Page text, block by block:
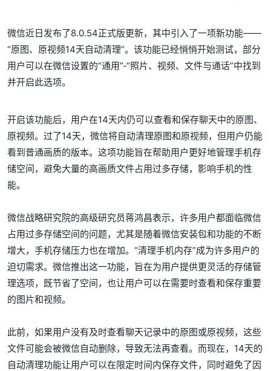
微信近日发布了8.0.54正式版更新，其中引入了一项新功能——
“原图、原视频14天自动清理”。该功能已经悄悄开始测试，部分
用户可以在微信设置的“通用”-“照片、视频、文件与通话”中找到
并开启此选项。
开启该功能后，用户在14天内仍可以查看和保存聊天中的原图、
原视频。过了14天，微信将自动清理原图和原视频，但用户仍能
看到普通画质的版本。这项功能旨在帮助用户更好地管理手机存
储空间，避免大量的高画质文件占用过多存储，影响手机的性
能。
微信战略研究院的高级研究员蒋鸿昌表示，许多用户都面临微信
占用过多存储空间的问题，尤其是随着微信安装包和功能的不断
增大，手机存储压力也在增加。“清理手机内存”成为许多用户的
迫切需求。微信推出这一功能，旨在为用户提供更灵活的存储管
理选项，既节省了空间，也让用户可以在需要时查看和保存重要
的图片和视频。
此前，如果用户没有及时查看聊天记录中的原图或原视频，这些
文件可能会被微信自动删除，导致无法再查看。而现在，14天的
自动清理功能让用户可以在限定时间内保存文件，同时避免了因